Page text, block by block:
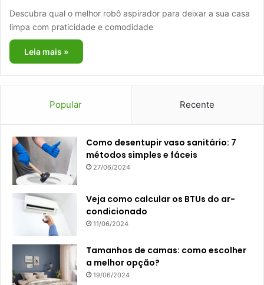
Descubra qual o melhor robô aspirador para deixar a sua casa
limpa com praticidade e comodidade
Leia mais »
Popular Recente
Como desentupir vaso sanitário: 7
métodos simples e fáceis
27/06/2024
Veja como calcular os BTUs do ar-
condicionado
11/06/2024
Tamanhos de camas: como escolher
a melhor opção?
19/06/2024